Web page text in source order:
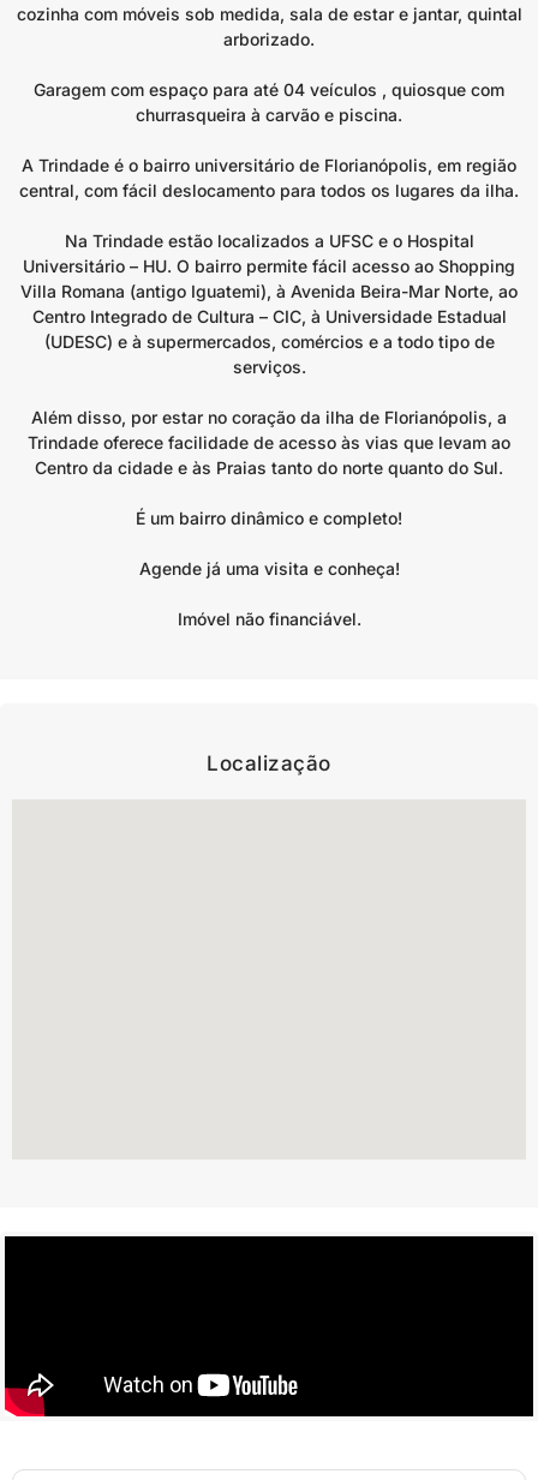
cozinha com móveis sob medida, sala de estar e jantar, quintal
arborizado.
Garagem com espaço para até 04 veículos , quiosque com
churrasqueira à carvão e piscina.
A Trindade é o bairro universitário de Florianópolis, em região
central, com fácil deslocamento para todos os lugares da ilha.
Na Trindade estão localizados a UFSC e o Hospital
Universitário – HU. O bairro permite fácil acesso ao Shopping
Villa Romana (antigo Iguatemi), à Avenida Beira-Mar Norte, ao
Centro Integrado de Cultura – CIC, à Universidade Estadual
(UDESC) e à supermercados, comércios e a todo tipo de
serviços.
Além disso, por estar no coração da ilha de Florianópolis, a
Trindade oferece facilidade de acesso às vias que levam ao
Centro da cidade e às Praias tanto do norte quanto do Sul.
É um bairro dinâmico e completo!
Agende já uma visita e conheça!
Imóvel não financiável.
Localização